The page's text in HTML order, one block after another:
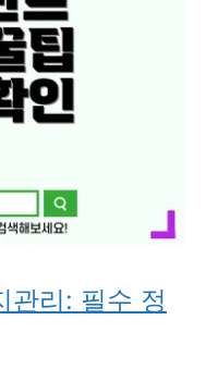
관리: 필수 정